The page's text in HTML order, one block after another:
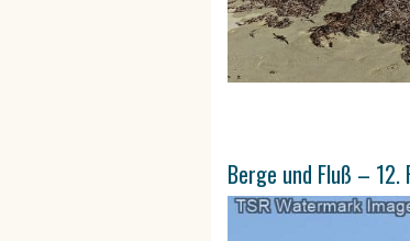
Berge und Fluß – 12.